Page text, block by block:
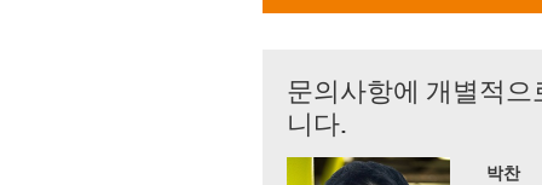
문의사항에 개별적
니다.
박찬